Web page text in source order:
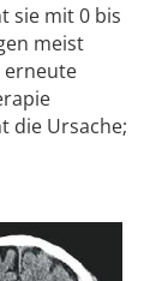
sie mit 0 bis
meist
erneute
die Ursache;